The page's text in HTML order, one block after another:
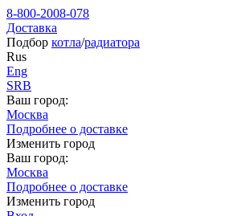
8-800-2008-078
Доставка
Подбор котла/радиатора
Rus
Eng
SRB
Ваш город:
Москва
Подробнее о доставке
Изменить город
Ваш город:
Москва
Подробнее о доставке
Изменить город